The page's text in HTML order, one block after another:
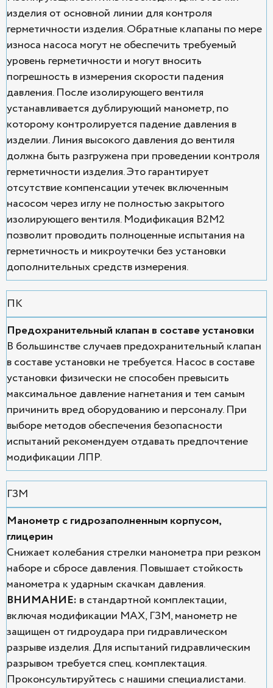
изделия от основной линии для контроля
герметичности изделия. Обратные клапаны по мере
износа насоса могут не обеспечить требуемый
уровень герметичности и могут вносить
погрешность в измерения скорости падения
давления. После изолирующего вентиля
устанавливается дублирующий манометр, по
которому контролируется падение давления в
изделии. Линия высокого давления до вентиля
должна быть разгружена при проведении контроля
герметичности изделия. Это гарантирует
отсутствие компенсации утечек включенным
насосом через иглу не полностью закрытого
изолирующего вентиля. Модификация В2М2
позволит проводить полноценные испытания на
герметичность и микроутечки без установки
дополнительных средств измерения.
ПК
Предохранительный клапан в составе установки
В большинстве случаев предохранительный клапан
в составе установки не требуется. Насос в составе
установки физически не способен превысить
максимальное давление нагнетания и тем самым
причинить вред оборудованию и персоналу. При
выборе методов обеспечения безопасности
испытаний рекомендуем отдавать предпочтение
модификации ЛПР.
ГЗМ
Манометр с гидрозаполненным корпусом,
глицерин
Снижает колебания стрелки манометра при резком
наборе и сбросе давления. Повышает стойкость
манометра к ударным скачкам давления.
ВНИМАНИЕ: в стандартной комплектации,
включая модификации MAX, ГЗМ, манометр не
защищен от гидроудара при гидравлическом
разрыве изделия. Для испытаний гидравлическим
разрывом требуется спец. комплектация.
Проконсультируйтесь с нашими специалистами.